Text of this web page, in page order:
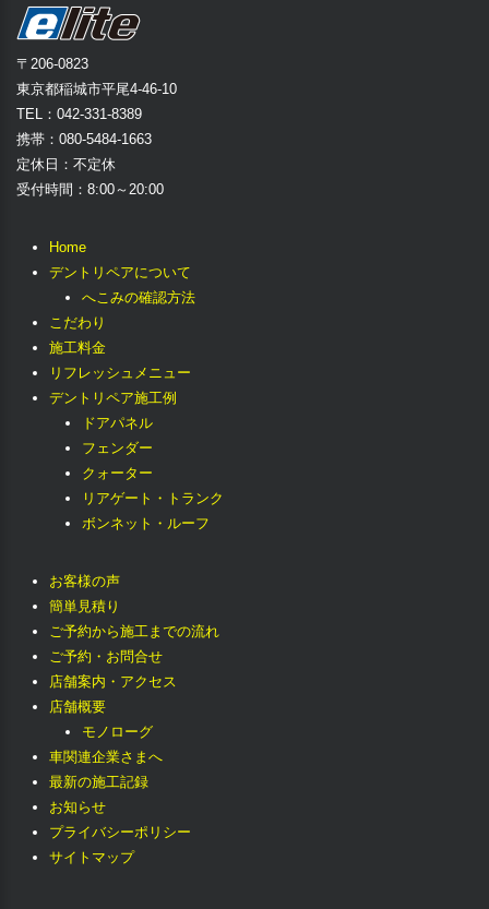
〒206-0823
東京都稲城市平尾4-46-10
TEL：042-331-8389
携帯：080-5484-1663
定休日：不定休
受付時間：8:00～20:00
Home
デントリペアについて
へこみの確認方法
こだわり
施工料金
リフレッシュメニュー
デントリペア施工例
ドアパネル
フェンダー
クォーター
リアゲート・トランク
ボンネット・ルーフ
お客様の声
簡単見積り
ご予約から施工までの流れ
ご予約・お問合せ
店舗案内・アクセス
店舗概要
モノローグ
車関連企業さまへ
最新の施工記録
お知らせ
プライバシーポリシー
サイトマップ